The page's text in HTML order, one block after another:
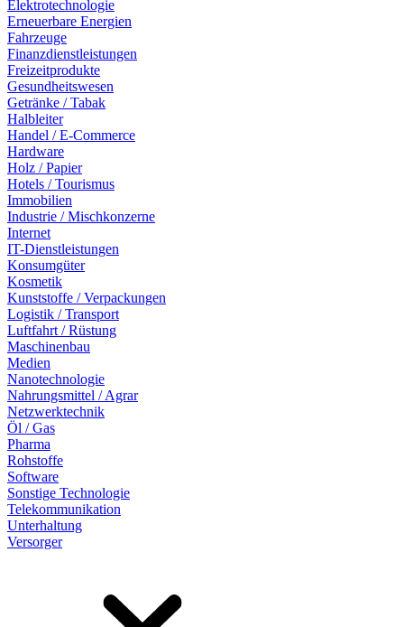
Elektrotechnologie
Erneuerbare Energien
Fahrzeuge
Finanzdienstleistungen
Freizeitprodukte
Gesundheitswesen
Getränke / Tabak
Halbleiter
Handel / E-Commerce
Hardware
Holz / Papier
Hotels / Tourismus
Immobilien
Industrie / Mischkonzerne
Internet
IT-Dienstleistungen
Konsumgüter
Kosmetik
Kunststoffe / Verpackungen
Logistik / Transport
Luftfahrt / Rüstung
Maschinenbau
Medien
Nanotechnologie
Nahrungsmittel / Agrar
Netzwerktechnik
Öl / Gas
Pharma
Rohstoffe
Software
Sonstige Technologie
Telekommunikation
Unterhaltung
Versorger